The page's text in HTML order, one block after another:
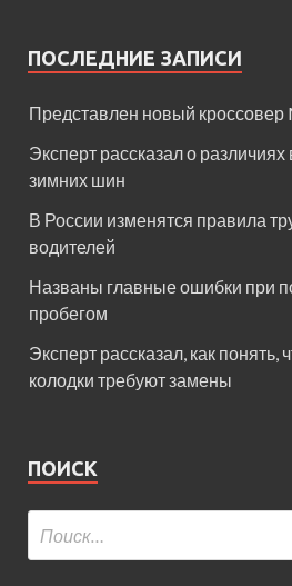
ПОСЛЕДНИЕ ЗАПИСИ
Представлен новый кроссовер
Эксперт рассказал о различиях
зимних шин
В России изменятся правила
водителей
Названы главные ошибки при
пробегом
Эксперт рассказал, как понять,
колодки требуют замены
ПОИСК